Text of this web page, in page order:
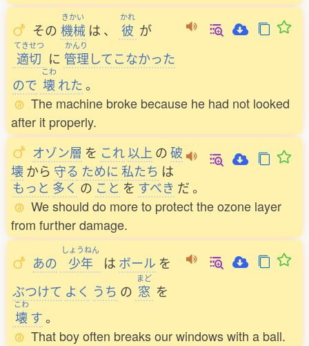
その
きかい
機械 は 、
かれ
彼 が
てきせつ
適切 に
かんり
管理してこなかった
ので
こわ
壊れた。
The machine broke because he had not looked
after it properly.
オゾン層 を これ以上 の破
壊から 守る ために私たち は
もっと 多く の こと を すべき だ。
We should do more to protect the ozone layer
from further damage.
あの
しょうねん
少年 は ボール を
ぶつけて よく うち の
まど
窓 を
こわ
壊す。
That boy often breaks our windows with a ball.